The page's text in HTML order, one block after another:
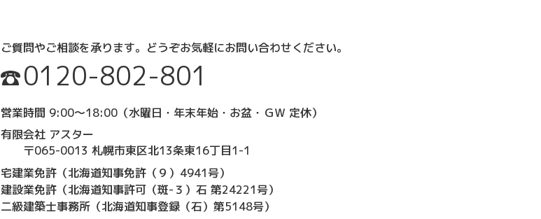
ご質問やご相談を承ります。 どうぞお気軽にお問い合わせください。
0120-802-801
営業時間 9:00～18:00 （水曜日・年末年始・お盆・ＧＷ 定休）
有限会社 アスター
〒065-0013 札幌市東区北13条東16丁目1-1
宅建業免許（北海道知事免許（９）4941号）
建設業免許（北海道知事許可（斑-３）石 第24221号）
二級建築士事務所（北海道知事登録（石）第5148号）